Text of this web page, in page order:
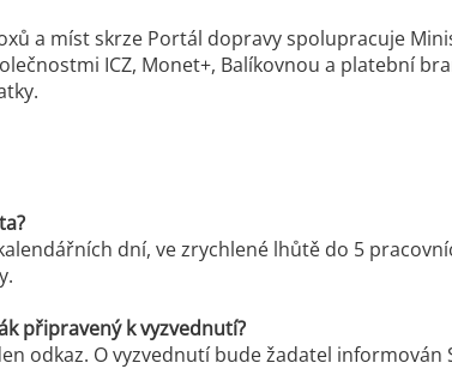
a míst skrze Portál dopravy spolupracuje
ICZ, Monet+, Balíkovnou a platební
dní, ve zrychlené lhůtě do 5
připravený k vyzvednutí?
odkaz. O vyzvednutí bude žadatel informován